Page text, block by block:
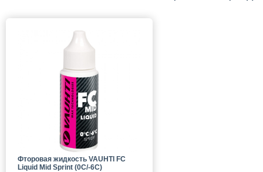
Фторовая жидкость VAUHTI FC
Liquid Mid Sprint (0C/-6C)